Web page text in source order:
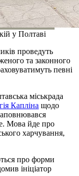
у Полтаві
проведуть
та законного
певні
міськрада
Капліна щодо
Мова йде про
харчування,
про форми
ініціатор